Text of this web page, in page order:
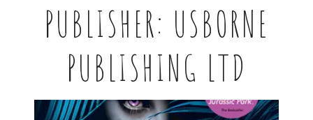
PUBLISHER: USBORNE
PUBLISHING LTD